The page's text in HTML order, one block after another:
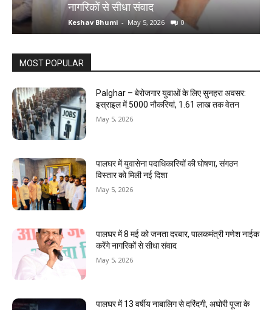
नागरिकों से सीधा संवाद
Keshav Bhumi - May 5, 2026 0
MOST POPULAR
Palghar – बेरोजगार युवाओं के लिए सुनहरा अवसर:
इस्राइल में 5000 नौकरियां, ₹1.61 लाख तक वेतन
May 5, 2026
पालघर में युवासेना पदाधिकारियों की घोषणा, संगठन
विस्तार को मिली नई दिशा
May 5, 2026
पालघर में 8 मई को जनता दरबार, पालकमंत्री गणेश नाईक
करेंगे नागरिकों से सीधा संवाद
May 5, 2026
पालघर में 13 वर्षीय नाबालिग से दरिंदगी, अघोरी पूजा के